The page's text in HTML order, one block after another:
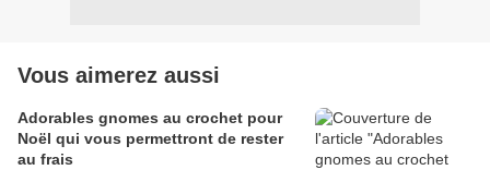
Vous aimerez aussi
Adorables gnomes au crochet pour
Noël qui vous permettront de rester
au frais